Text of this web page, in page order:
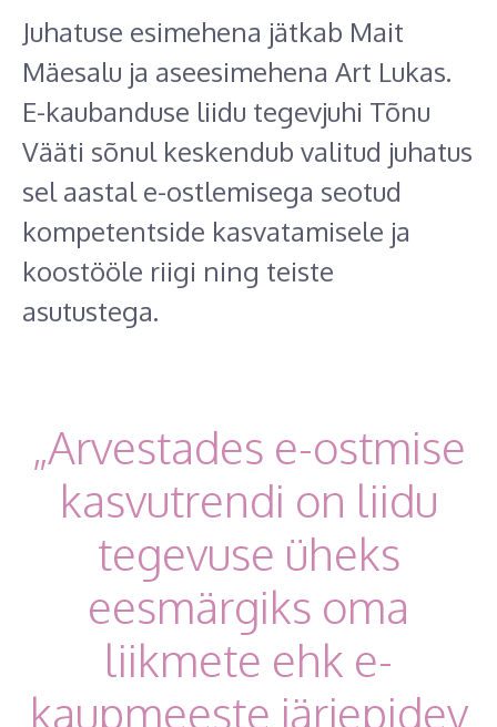
Juhatuse esimehena jätkab Mait
Mäesalu ja aseesimehena Art Lukas.
E-kaubanduse liidu tegevjuhi Tõnu
Vääti sõnul keskendub valitud juhatus
sel aastal e-ostlemisega seotud
kompetentside kasvatamisele ja
koostööle riigi ning teiste
asutustega.
„Arvestades e-ostmise
kasvutrendi on liidu
tegevuse üheks
eesmärgiks oma
liikmete ehk e-
kaupmeeste järjepidev